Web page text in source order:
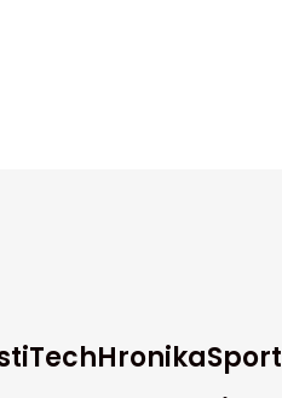
TechHronikaSport